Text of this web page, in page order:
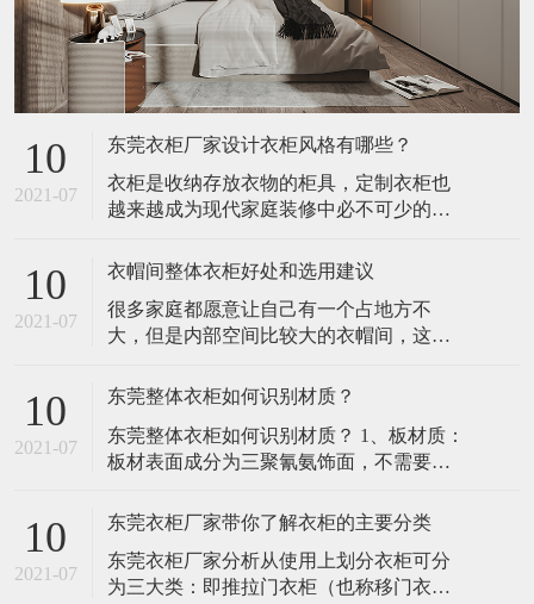
10
2021-07
东莞衣柜厂家设计衣柜风格有哪些？
衣柜是收纳存放衣物的柜具，定制衣柜也
越来越成为现代家庭装修中必不可少的重
可量身订做，而且环保、时尚、专业等特
点，将注定成为今后几年内家庭衣柜的消
费热点。​1、凹位空间——入墙式衣柜入墙
式衣柜，大大增强空间的使用面积，不但
潮、美观实
10
2021-07
衣帽间整体衣柜好处和选用建议
很多家庭都愿意让自己有一个占地方不
大，但是内部空间比较大的衣帽间，这样
衣服都装的下。 同时也是为了装修的美
作为自己的首要选择，因为这样的衣柜不
仅是为了装衣服，其实也是户主的面子。
10
2021-07
东莞整体衣柜如何识别材质？
​东莞整体衣柜如何识别材质？ 1、板材质：
板材表面成分为三聚氰氨饰面，不需要油
蛀阻燃，在国外被称为“无缺陷板材”。其中
0.80g/cm3，否则影响承重力和平整性；含
水率不能低于6.5%，但也不能过高
10
2021-07
东莞衣柜厂家带你了解衣柜的主要分类
东莞衣柜厂家分析从使用上划分衣柜可分
为三大类：即推拉门衣柜（也称移门衣